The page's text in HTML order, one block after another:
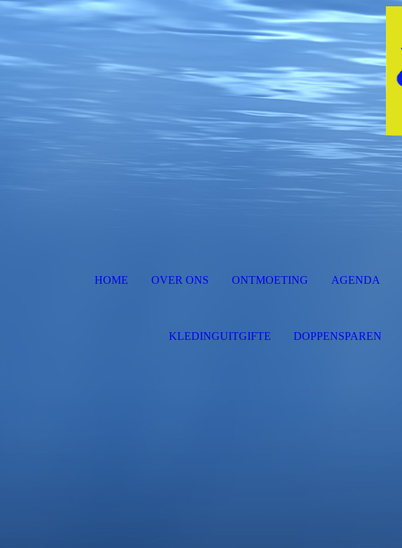
HOME OVER ONS ONTMOETING AGENDA
KLEDINGUITGIFTE DOPPENSPAREN